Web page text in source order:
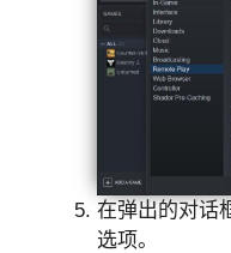
在弹出的对话
选项。